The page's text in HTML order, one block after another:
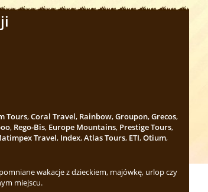
Tours,Coral Travel, Rainbow,Groupon,Grecos,
, Rego-Bis, Europe Mountains, Prestige Tours,
Travel, Index,Atlas Tours, ETI,Otium,
wakacje z dzieckiem, majówkę, urlop czy
miejscu.